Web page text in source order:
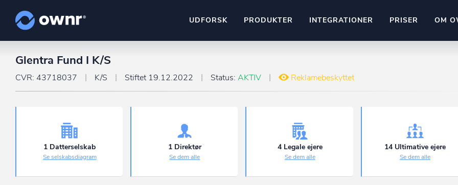
UDFORSK PRODUKTER
Hold dig opdateret og compliant
ownr Pipeline
Identificer salgsklare kundeemner
INTEGRATIONER
Kun fantasien sætter grænsen
Ownr ajour goes supersonic
PRISER OM
Glentra Fund I K/S
CVR: 43718037 K/S Stiftet 19.12.2022 Status: AKTIV Reklamebeskyttet
1 Datterselskab
Se selskabsdiagram
1 Direktør
Se dem alle
4 Legale ejere
Se dem alle
14 Ultimative ejere
Se dem alle